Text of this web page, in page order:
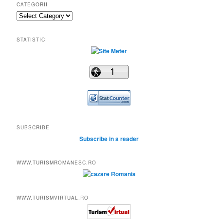
CATEGORII
Categorii
STATISTICI
SUBSCRIBE
Subscribe in a reader
WWW.TURISMROMANESC.RO
WWW.TURISMVIRTUAL.RO